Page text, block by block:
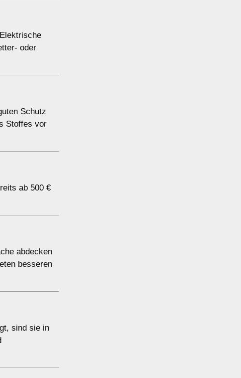
oder
Schutz
Stoffes vor
ab 500 €
abdecken
besseren
sind sie in